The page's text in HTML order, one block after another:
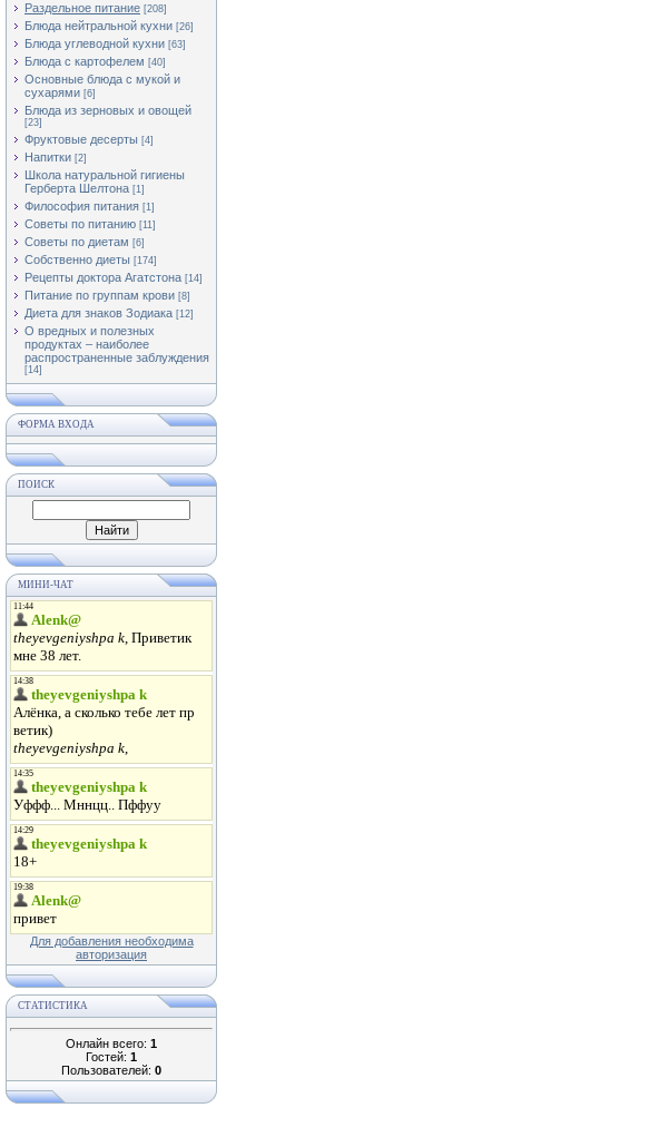
Раздельное питание [208]
Блюда нейтральной кухни [26]
Блюда углеводной кухни [63]
Блюда с картофелем [40]
Основные блюда с мукой и
сухарями [6]
Блюда из зерновых и овощей
[23]
Фруктовые десерты [4]
Напитки [2]
Школа натуральной гигиены
Герберта Шелтона [1]
Философия питания [1]
Советы по питанию [11]
Советы по диетам [6]
Собственно диеты [174]
Рецепты доктора Агатстона [14]
Питание по группам крови [8]
Диета для знаков Зодиака [12]
О вредных и полезных
продуктах – наиболее
распространенные заблуждения
[14]
ФОРМА ВХОДА
ПОИСК
МИНИ-ЧАТ
Для добавления необходима
авторизация
СТАТИСТИКА
Онлайн всего: 1
Гостей: 1
Пользователей: 0